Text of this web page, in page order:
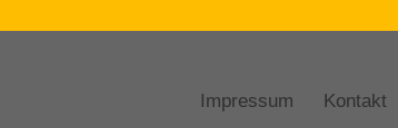
Impressum Kontakt